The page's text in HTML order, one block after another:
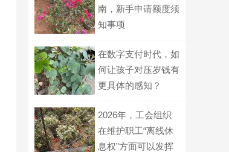
南，新手申请额度须
知事项
在数字支付时代，如
何让孩子对压岁钱有
更具体的感知？
2026年，工会组织
在维护职工“离线休
息权”方面可以发挥